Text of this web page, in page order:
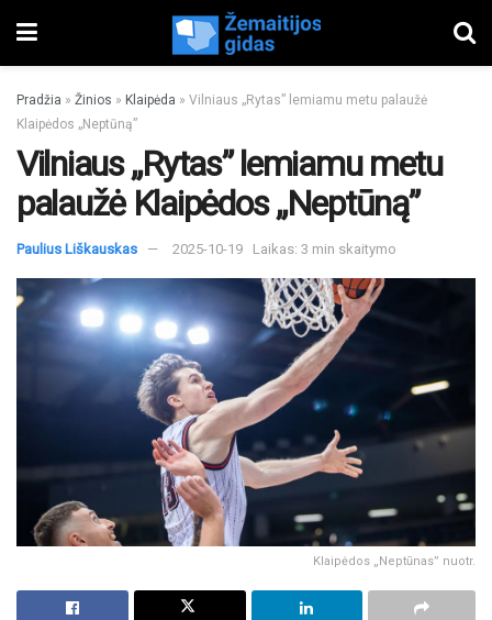
Pradžia » Žinios » Klaipėda » Vilniaus „Rytas” lemiamu metu palaužė
Klaipėdos „Neptūną”
Vilniaus „Rytas” lemiamu metu
palaužė Klaipėdos „Neptūną”
Paulius Liškauskas 2025-10-19 Laikas: 3 min skaitymo
Klaipėdos „Neptūnas” nuotr.